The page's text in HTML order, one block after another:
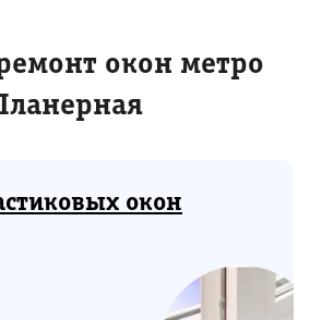
окон метро
окон